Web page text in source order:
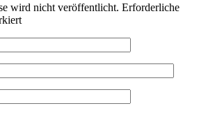
wird nicht veröffentlicht. Erforderliche